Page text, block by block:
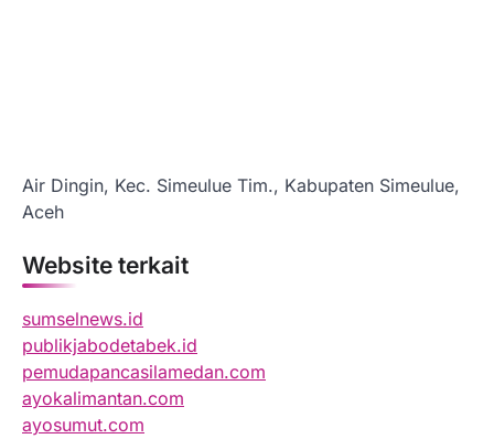
Air Dingin, Kec. Simeulue Tim., Kabupaten Simeulue,
Aceh
Website terkait
sumselnews.id
publikjabodetabek.id
pemudapancasilamedan.com
ayokalimantan.com
ayosumut.com